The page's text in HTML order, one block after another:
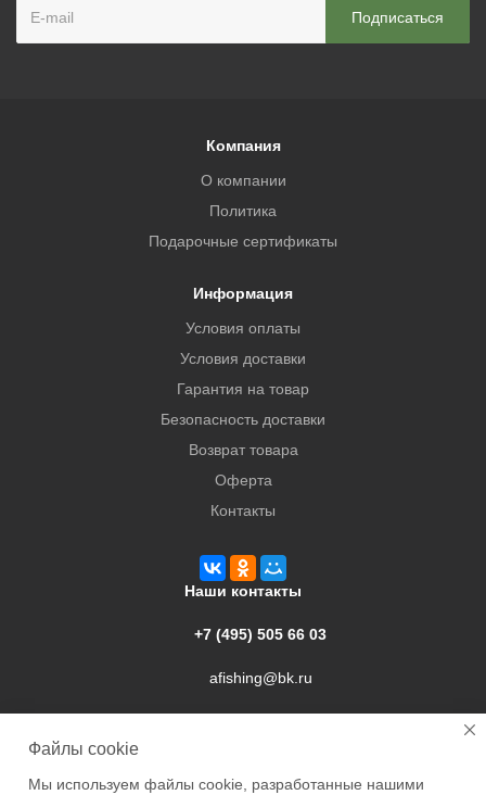
Компания
О компании
Политика
Подарочные сертификаты
Информация
Условия оплаты
Условия доставки
Гарантия на товар
Безопасность доставки
Возврат товара
Оферта
Контакты
Наши контакты
+7 (495) 505 66 03
afishing@bk.ru
Файлы cookie
Мы используем файлы cookie, разработанные нашими